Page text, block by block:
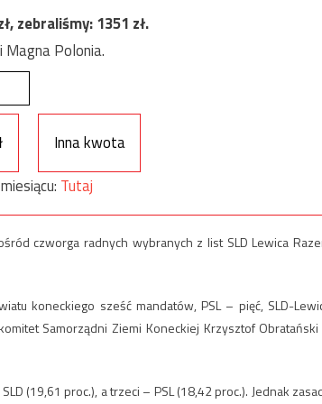
zebraliśmy:1351 zł.
Polonia.
Inna kwota
Tutaj
czworga radnych wybranych z list SLD Lewica
koneckiego sześć mandatów, PSL – pięć, SLD-
Samorządni Ziemi Koneckiej Krzysztof
(19,61 proc.), a trzeci – PSL (18,42 proc.). Jednak